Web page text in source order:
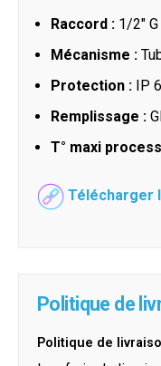
Raccord : 1/2"
Mécanisme :
Protection : IP
Remplissage :
T° maxi
Télécharger
Politique de
Politique de